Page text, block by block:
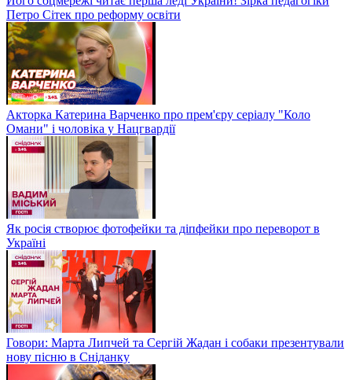
Петро Сітек про реформу освіти
Акторка Катерина Варченко про прем'єру серіалу "Коло
Омани" і чоловіка у Нацгвардії
Як росія створює фотофейки та діпфейки про переворот в
Україні
Говори: Марта Липчей та Сергій Жадан і собаки презентували
нову пісню в Сніданку